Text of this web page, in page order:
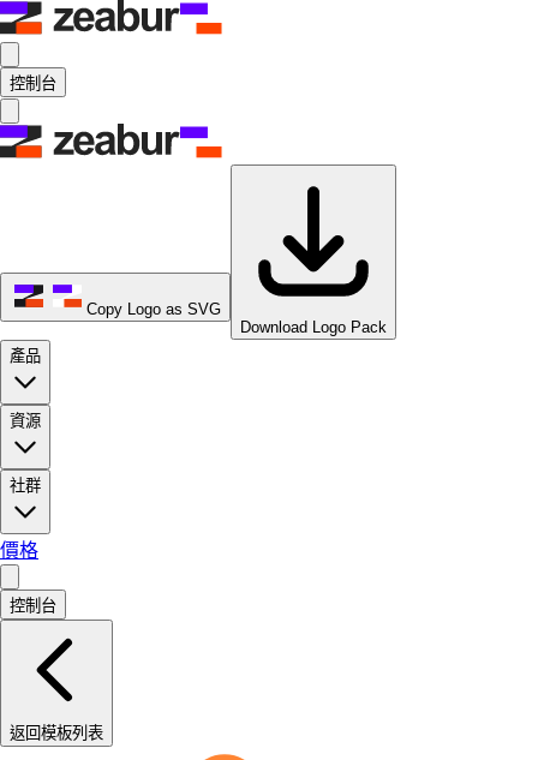
控制台
Copy Logo as SVG
Download Logo Pack
產品
資源
社群
價格
控制台
返回模板列表